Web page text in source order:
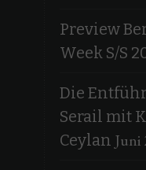
Preview
Week S/S
Die
Serail mit
Ceylan Juni